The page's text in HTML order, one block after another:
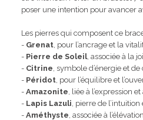
poser une intention pour avancer
Les pierres qui composent ce
- Grenat , pour l’ancrage et la
- Pierre de Soleil, associée à la
- Citrine , symbole d’énergie et
- Péridot , pour l’équilibre et
- Amazonite , liée à l’expression
- Lapis Lazuli , pierre de
- Améthyste , associée à